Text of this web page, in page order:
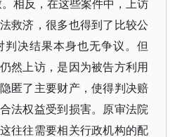
相反，在这些案件中，上访
救济，很多也得到了比较公
决结果本身也无争议。但
然上访，是因为被告方利用
匿了主要财产，使得判决赔
法权益受到损害。原审法院
往往需要相关行政机构的配